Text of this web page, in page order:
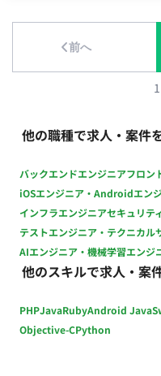
Creatorへの移植、HTML
ム開発（Cocos Creator使
時間以上のため、社会保
時給：2,600円前後（スキ
支払い
前へ
1
他の職種で求人・案件
バックエンドエンジニアフロン
iOSエンジニア・Androidエン
インフラエンジニアセキュリテ
テストエンジニア・テクニカル
AIエンジニア・機械学習エンジ
他のスキルで求人・案
PHPJavaRubyAndroid Java
Objective-CPython